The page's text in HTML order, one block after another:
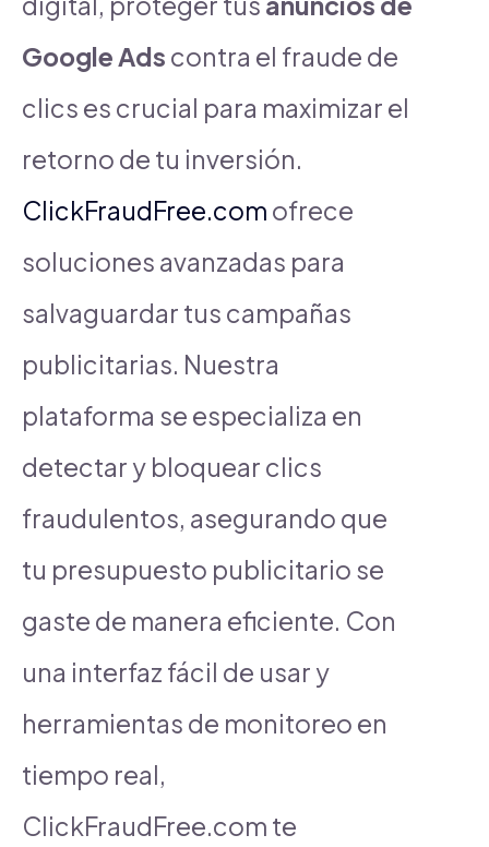
Google Ads contra el fraude de
clics es crucial para maximizar el
retorno de tu inversión.
ClickFraudFree.com ofrece
soluciones avanzadas para
salvaguardar tus campañas
publicitarias. Nuestra
plataforma se especializa en
detectar y bloquear clics
fraudulentos, asegurando que
tu presupuesto publicitario se
gaste de manera eficiente. Con
una interfaz fácil de usar y
herramientas de monitoreo en
tiempo real,
ClickFraudFree.com te